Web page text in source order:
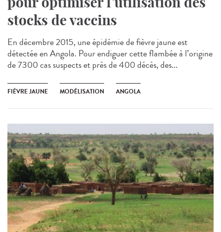
stocks de vaccins
En décembre 2015, une épidémie de fièvre jaune est
détectée en Angola. Pour endiguer cette flambée à l’origine
de 7300 cas suspects et près de 400 décès, des...
FIÈVRE JAUNE MODÉLISATION ANGOLA